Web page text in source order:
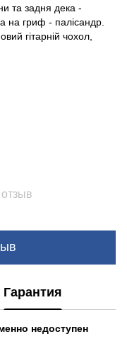
та задня дека -
на гриф - палісандр.
гітарній чохол,
Гарантия
недоступен